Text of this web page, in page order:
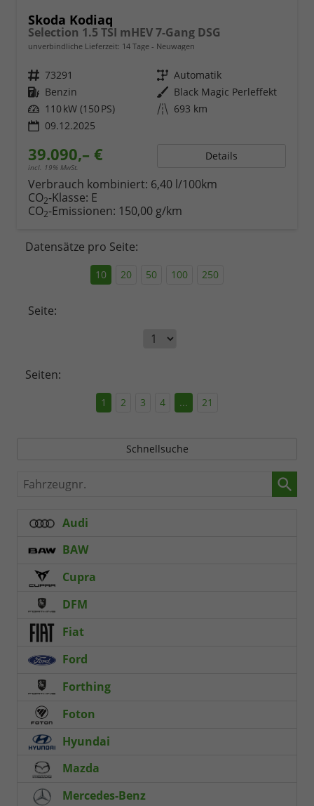
Skoda Kodiaq
Selection 1.5 TSI mHEV 7-Gang DSG
unverbindliche Lieferzeit: 14 Tage Neuwagen
Fahrzeugnr. 73291 Getriebe Automatik
Kraftstoff Benzin Außenfarbe Black Magic Perleffekt
Leistung 110 kW (150 PS) Kilometerstand 693 km
09.12.2025
39.090,– €
incl. 19% MwSt.
Details
Verbrauch kombiniert: 6,40 l/100km
CO2-Klasse: E
CO2-Emissionen: 150,00 g/km
Datensätze pro Seite:
10 20 50 100 250
Seite:
Seiten:
1 2 3 4 ... 21
Schnellsuche
Fahrzeugnr.
Audi
BAW
Cupra
DFM
Fiat
Ford
Forthing
Foton
Hyundai
Mazda
Mercedes-Benz